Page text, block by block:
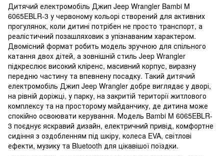
Дитячий електромобіль Джип Jeep Wrangler Bambi M
6065EBLR-3 у червоному кольорі створений для активних
прогулянок, коли дитині потрібен не просто транспорт, а
реалістичний позашляховик з упізнаваним характером.
Двомісний формат робить модель зручною для спільного
катання двох дітей, а зовнішній стиль Jeep Wrangler
підкреслює високий кліренс, масивний корпус, виразну
передню частину та впевнену посадку. Такий дитячий
електромобіль Джип Jeep Wrangler добре виглядає у дворі,
на рівній доріжці, у парку, на закритій території житлового
комплексу та на просторому майданчику, де дитина може
спокійно освоювати керування. Модель Bambi M 6065EBLR-
3 поєднує яскравий дизайн, електричний привід, комфортне
сидіння з оздобленням під шкіру, колеса EVA, світлові
ефекти, музику та Bluetooth для цікавішої поїздки.